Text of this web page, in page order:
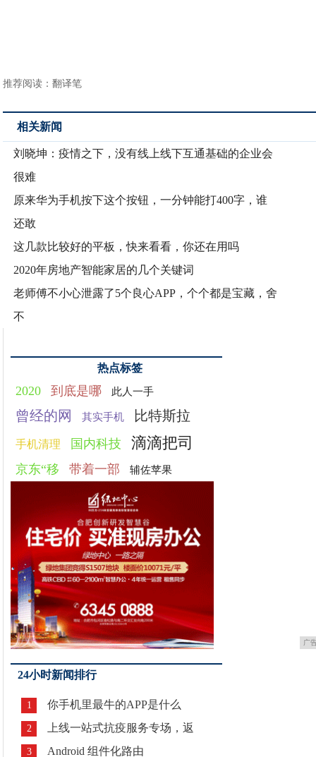
推荐阅读：翻译笔
相关新闻
刘晓坤：疫情之下，没有线上线下互通基础的企业会
很难
原来华为手机按下这个按钮，一分钟能打400字，谁
还敢
这几款比较好的平板，快来看看，你还在用吗
2020年房地产智能家居的几个关键词
老师傅不小心泄露了5个良心APP，个个都是宝藏，舍
不
热点标签
2020 到底是哪 此人一手
曾经的网 其实手机 比特斯拉
手机清理 国内科技 滴滴把司
京东“移 带着一部 辅佐苹果
广
24小时新闻排行
1 你手机里最牛的APP是什么
2 上线一站式抗疫服务专场，返
3 Android 组件化路由